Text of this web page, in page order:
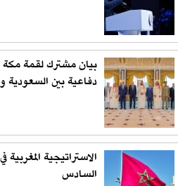
بيان مشترك لقمة مكة
دفاعية بين السعودية
الاستراتيجية
السادس